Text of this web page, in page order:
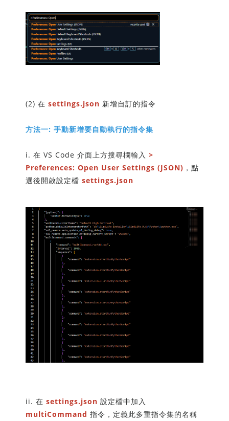
尋找學習中心資源
(2) 在 settings.json 新增自訂的指令
方法一: 手動新增要自動執行的指令集
i. 在 VS Code 介面上方搜尋欄輸入 >
Preferences: Open User Settings (JSON) ，點
選後開啟設定檔 settings.json
ii. 在 settings.json 設定檔中加入
multiCommand 指令，定義此多重指令集的名稱